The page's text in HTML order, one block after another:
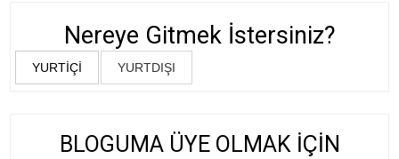
Nereye Gitmek İstersiniz?
YURTİÇİ YURTDIŞI
BLOGUMA ÜYE OLMAK İÇİN